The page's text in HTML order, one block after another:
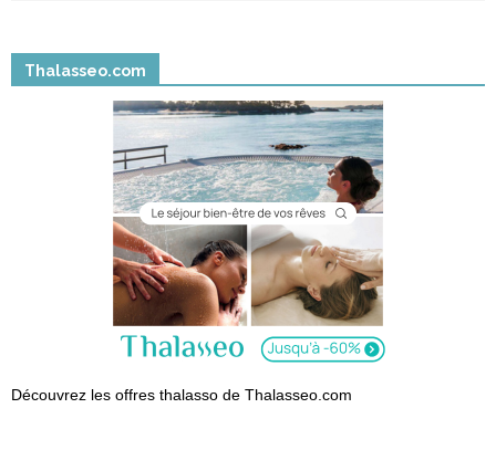
Thalasseo.com
Découvrez les offres thalasso de Thalasseo.com